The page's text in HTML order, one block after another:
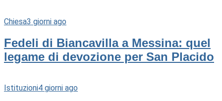
Chiesa3 giorni ago
Fedeli di Biancavilla a Messina: quel
legame di devozione per San Placido
Istituzioni4 giorni ago